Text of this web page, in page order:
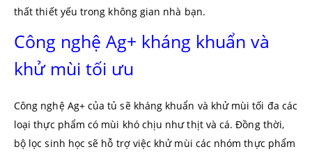
thất thiết yếu trong không gian nhà bạn.
Công nghệ Ag+ kháng khuẩn và
khử mùi tối ưu
Công nghệ Ag+ của tủ sẽ kháng khuẩn và khử mùi tối đa các
loại thực phẩm có mùi khó chịu như thịt và cá. Đồng thời,
bộ lọc sinh học sẽ hỗ trợ việc khử mùi các nhóm thực phẩm